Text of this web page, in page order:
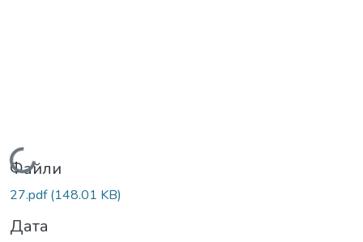
Вантажиться...
Файли
27.pdf(148.01 KB)
Дата